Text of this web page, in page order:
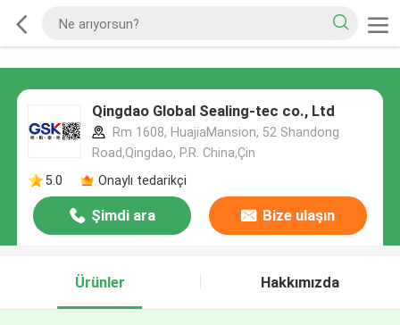
Qingdao Global Sealing-tec co., Ltd
Rm 1608, HuajiaMansion, 52 Shandong
Road,Qingdao, P.R. China,Çin
5.0
Onaylı tedarikçi
Şimdi ara Bize ulaşın
Ürünler Hakkımızda